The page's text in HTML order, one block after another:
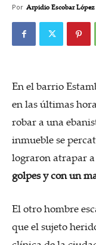
Por Arpidio Escobar López
En el barrio
en las últimas
robar a una
inmueble se
lograron atrapar
golpes y con un
El otro hombre
que el sujeto